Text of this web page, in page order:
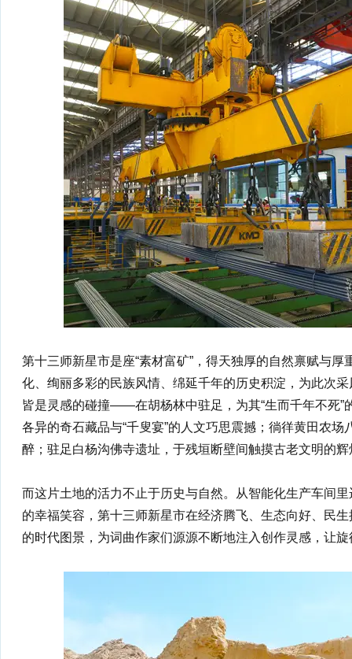
第十三师新星市是座“素材富矿”，得天独厚的自然禀赋与
化、绚丽多彩的民族风情、绵延千年的历史积淀，为此次
皆是灵感的碰撞——在胡杨林中驻足，为其“生而千年不死”
各异的奇石藏品与“千叟宴”的人文巧思震撼；徜徉黄田农场
醉；驻足白杨沟佛寺遗址，于残垣断壁间触摸古老文明的
而这片土地的活力不止于历史与自然。从智能化生产车间
的幸福笑容，第十三师新星市在经济腾飞、生态向好、民
的时代图景，为词曲作家们源源不断地注入创作灵感，让